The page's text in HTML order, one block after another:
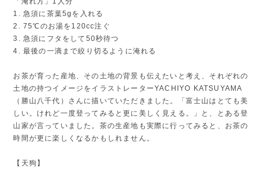
1. 急須に茶葉5gを入れる
2. 75℃のお湯を120cc注ぐ
3. 急須にフタをして50秒待つ
4. 最後の一滴まで絞り切るように淹れる
お茶が育った産地、その土地の背景も伝えたいと考え、それぞれの
土地の持つイメージをイラストレーターYACHIYO KATSUYAMA
（勝山八千代）さんに描いていただきました。「富士山はとても美
しい。けれど一度登ってみると更に美しく見える。」と、とある登
山家が言っていました。茶の生産地も実際に行ってみると、お茶の
時間が更に楽しくなるかもしれません。
【天狗】